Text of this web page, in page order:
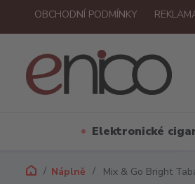
OBCHODNÍ PODMÍNKY
Elektronické
Náplně Mix & Go Bright